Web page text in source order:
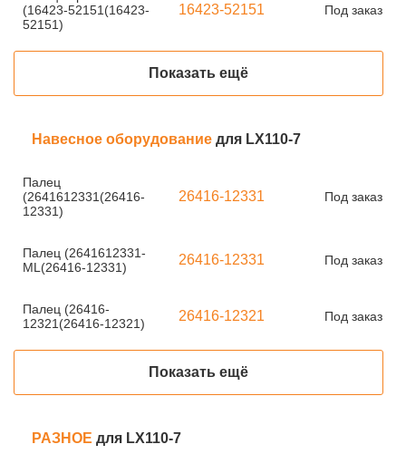
(16423-52151(16423-
52151)
16423-52151 Под заказ
Показать ещё
Навесное оборудование для LX110-7
Палец
(2641612331(26416-
12331)
26416-12331 Под заказ
Палец (2641612331-
ML(26416-12331)
26416-12331 Под заказ
Палец (26416-
12321(26416-12321)
26416-12321 Под заказ
Показать ещё
РАЗНОЕ для LX110-7